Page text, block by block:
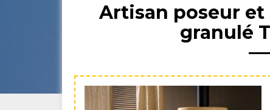
Artisan poseur et
granulé